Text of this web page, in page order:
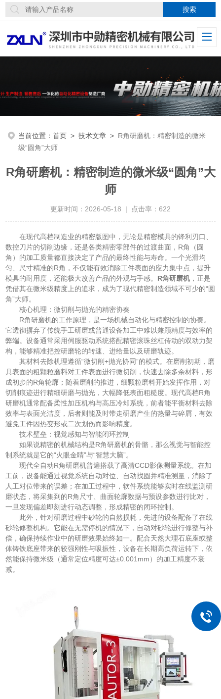
当前位置：首页 >技术文章 > R角研磨机：精密制造的微米
级“圆角”大师
R角研磨机：精密制造的微米级“圆角”大
师
更新时间：2026-05-18 | 点击率：622
在现代高档制造业的精密版图中，无论是精密模具的锋利刃口、
数控刀片的切削边缘，还是各类精密零部件的过渡曲面，R角（圆
角）的加工质量都直接决定了产品的最终性能与寿命。一个光滑均
匀、尺寸精准的R角，不仅能有效消除工件表面的应力集中点，提升
模具的耐用度，还能极大改善产品的外观与手感。 R角研磨机 ，正是
凭借其在微米级精度上的追求，成为了现代精密制造领域不可少的“圆
角”大师。
核心机理：微切削与抛光的精密协奏
R角研磨机的工作原理，是一场机械自动化与精密控制的协奏。
它透彻摒弃了传统手工研磨或普通设备加工中难以兼顾精度与效率的
弊端。设备通常采用伺服驱动系统搭配精密滚珠丝杠传动的双动力架
构，能够精准把控研磨轮的转速、进给量以及研磨轨迹。
其材料去除机理遵循“微切削+抛光协同”的模式。在磨削初期，磨
具表面的粗颗粒磨料对工件表面进行微切削，快速去除多余材料，形
成初步的R角轮廓；随着磨削的推进，细颗粒磨料开始发挥作用，对
切削痕迹进行精细研磨与抛光，大幅降低表面粗糙度。现代高档R角
研磨机通常配备柔性加压机构与高压冷却系统，前者能平衡材料去除
效率与表面光洁度，后者则能及时带走研磨产生的热量与碎屑，有效
避免工件因热变形或二次划伤而影响精度。
技术壁垒：视觉感知与智能闭环控制
如果说精密的机械结构是R角研磨机的骨骼，那么视觉与智能控
制系统就是它的“火眼金睛”与“智慧大脑”。
现代全自动R角研磨机普遍搭载了高清CCD影像测量系统。在加
工前，设备能通过视觉系统自动对位、自动找圆并精准测量，消除了
人工对位带来的误差；在加工过程中，软件系统能够实时在线监测研
磨状态，将采集到的R角尺寸、曲面轮廓数据与预设参数进行比对，
一旦发现偏差即刻进行动态调整，形成精密的闭环控制。
此外，针对研磨过程中砂轮的自然损耗，先进的设备配备了在线
砂轮修整机构。它能在无需停机的情况下，自动对砂轮进行修整与补
偿，确保持续作业中的研磨效果始终如一。配合天然大理石底座或整
体铸铁底座带来的较强刚性与吸振性，设备在长期高负荷运转下，依
然能保持微米级（通常定位精度可达±0.001mm）的加工精度不衰
减。